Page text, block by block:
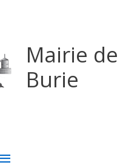
Mairie de
Burie